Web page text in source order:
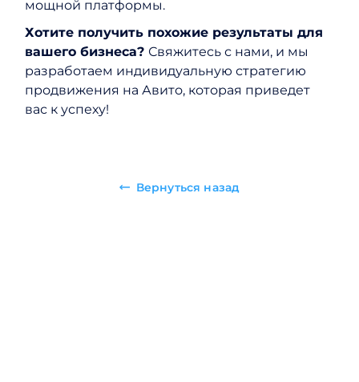
мощной платформы.
Хотите получить похожие результаты для
вашего бизнеса? Свяжитесь с нами, и мы
разработаем индивидуальную стратегию
продвижения на Авито, которая приведет
вас к успеху!
Вернуться назад